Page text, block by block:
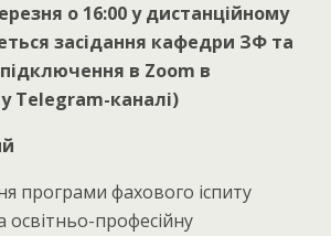
о 16:00 у дистанційному
засідання кафедри ЗФ та
в Zoom в
Telegram-каналі)
програми фахового іспиту
освітньо-професійну